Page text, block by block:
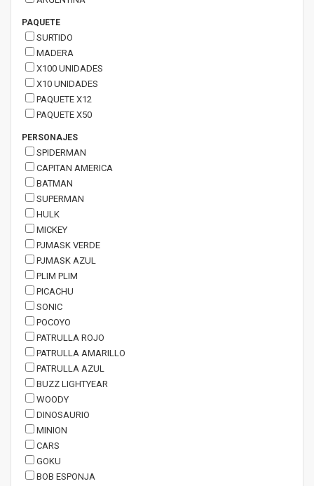
PAQUETE
SURTIDO
MADERA
X100 UNIDADES
X10 UNIDADES
PAQUETE X12
PAQUETE X50
PERSONAJES
SPIDERMAN
CAPITAN AMERICA
BATMAN
SUPERMAN
HULK
MICKEY
PJMASK VERDE
PJMASK AZUL
PLIM PLIM
PICACHU
SONIC
POCOYO
PATRULLA ROJO
PATRULLA AMARILLO
PATRULLA AZUL
BUZZ LIGHTYEAR
WOODY
DINOSAURIO
MINION
CARS
GOKU
BOB ESPONJA